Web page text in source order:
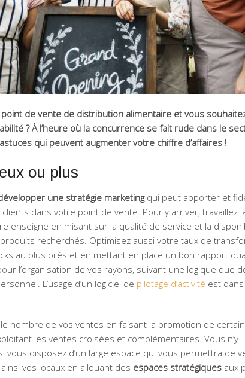
de vente de distribution alimentaire et vous
? À l’heure où la concurrence se fait rude dans le
qui peuvent augmenter votre chiffre d’affaires !
ou plus
une stratégie marketingqui peut apporter et
dans votre point de vente. Pour y arriver, travaillez
enseigne en misant sur la qualité de service et la
recherchés. Optimisez aussi votre taux de
au plus près et en mettant en place un bon rapport
l’organisation de vos rayons, suivant une logique que
L’usage d’un logiciel de pilotage d’activité est
nombre de vos ventes en faisant la promotion de
les ventes croisées et complémentaires. Vous n’y
vous disposez d’un large espace qui vous permettra de
vos locaux en allouant des espaces stratégiques aux